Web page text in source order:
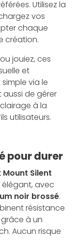
Utilisez la
vos
chaque
création.
jouiez, ces
et
via le
aussi de gérer
à la
utilisateurs.
pour durer
Silent
avec
noir brossé.
résistance
à un
Aucun risque